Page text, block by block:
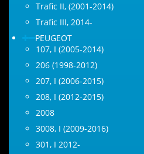
Trafic II, (2001-2014)
Trafic III, 2014-
PEUGEOT
107, I (2005-2014)
206 (1998-2012)
207, I (2006-2015)
208, I (2012-2015)
2008
3008, I (2009-2016)
301, I 2012-